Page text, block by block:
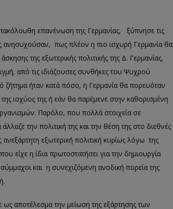
επανένωση της Γερμανίας, ξύπνησε τις
πως πλέον η πιο ισχυρή Γερμανία θα
της εξωτερικής πολιτικής της Δ. Γερμανίας,
από τις ιδιάζουσες συνθήκες του Ψυχρού
ήταν κατά πόσο, η Γερμανία θα πορευόταν
ισχύος της ή εάν θα παρέμενε στην καθορισμένη
Παρόλο, που πολλά στοιχεία σε
την πολιτική της και την θέση της στο διεθνές
εξωτερική πολιτική κυρίως λόγω της
είχε η ίδια πρωτοστατήσει για την δημιουργία
και η συνεχιζόμενη ανοδική πορεία της
ως αποτέλεσμα την μείωση της εξάρτησης των